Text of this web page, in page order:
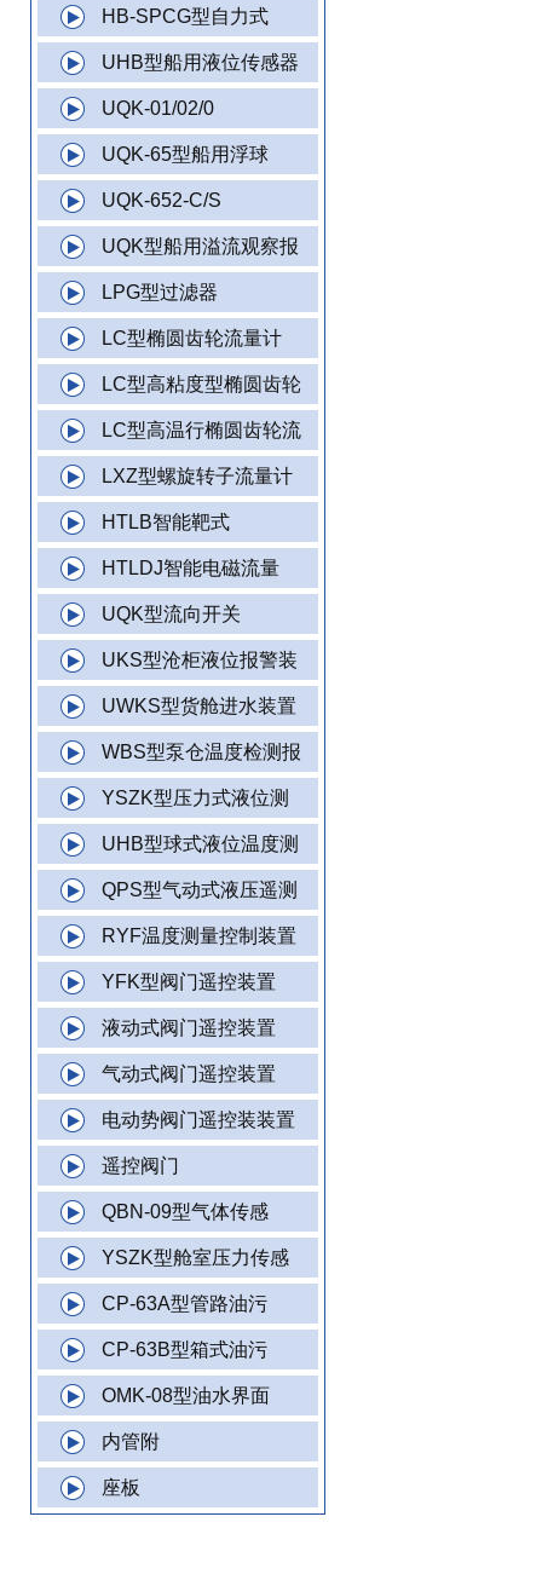
HB-SPCG型自力式
UHB型船用液位传感器
UQK-01/02/0
UQK-65型船用浮球
UQK-652-C/S
UQK型船用溢流观察报
LPG型过滤器
LC型椭圆齿轮流量计
LC型高粘度型椭圆齿轮
LC型高温行椭圆齿轮流
LXZ型螺旋转子流量计
HTLB智能靶式
HTLDJ智能电磁流量
UQK型流向开关
UKS型沧柜液位报警装
UWKS型货舱进水装置
WBS型泵仓温度检测报
YSZK型压力式液位测
UHB型球式液位温度测
QPS型气动式液压遥测
RYF温度测量控制装置
YFK型阀门遥控装置
液动式阀门遥控装置
气动式阀门遥控装置
电动势阀门遥控装装置
遥控阀门
QBN-09型气体传感
YSZK型舱室压力传感
CP-63A型管路油污
CP-63B型箱式油污
OMK-08型油水界面
内管附
座板